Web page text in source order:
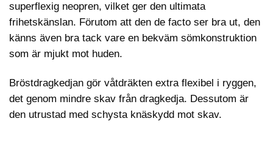
superflexig neopren, vilket ger den ultimata
frihetskänslan. Förutom att den de facto ser bra ut, den
känns även bra tack vare en bekväm sömkonstruktion
som är mjukt mot huden.
Bröstdragkedjan gör våtdräkten extra flexibel i ryggen,
det genom mindre skav från dragkedja. Dessutom är
den utrustad med schysta knäskydd mot skav.